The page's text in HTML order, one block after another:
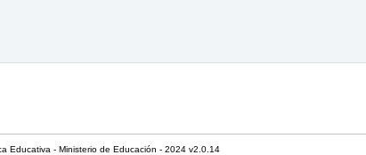
Educativa - Ministerio de Educación - 2024 v2.0.14